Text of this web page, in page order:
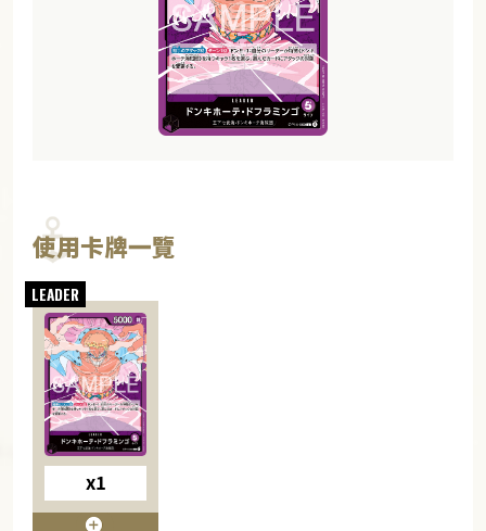
使用卡牌一覽
x1